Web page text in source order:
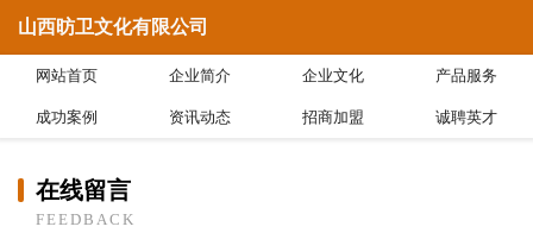
山西昉卫文化有限公司
网站首页 企业简介 企业文化 产品服务
成功案例 资讯动态 招商加盟 诚聘英才
在线留言
FEEDBACK